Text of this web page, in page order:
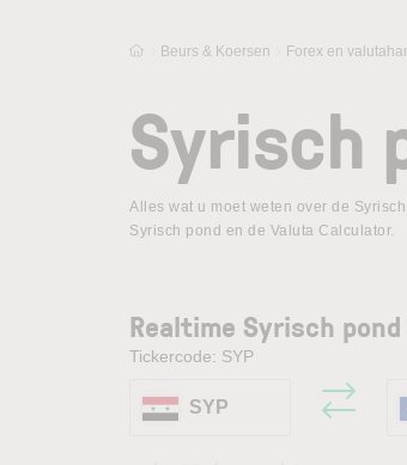
Beurs & Koersen Forex en
Syrisch
Alles wat u moet weten over de
Syrisch pond en de Valuta Calculator.
Realtime Syrisch
Tickercode: SYP
SYP